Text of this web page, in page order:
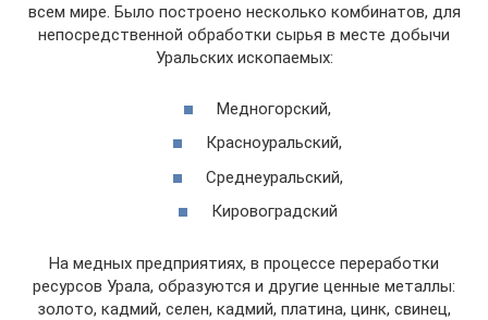
всем мире. Было построено несколько комбинатов, для
непосредственной обработки сырья в месте добычи
Уральских ископаемых:
Медногорский,
Красноуральский,
Среднеуральский,
Кировоградский
На медных предприятиях, в процессе переработки
ресурсов Урала, образуются и другие ценные металлы:
золото, кадмий, селен, кадмий, платина, цинк, свинец,